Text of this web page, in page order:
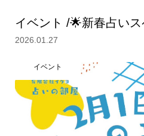
イベント /🌟新春占い
2026.01.27
イベント